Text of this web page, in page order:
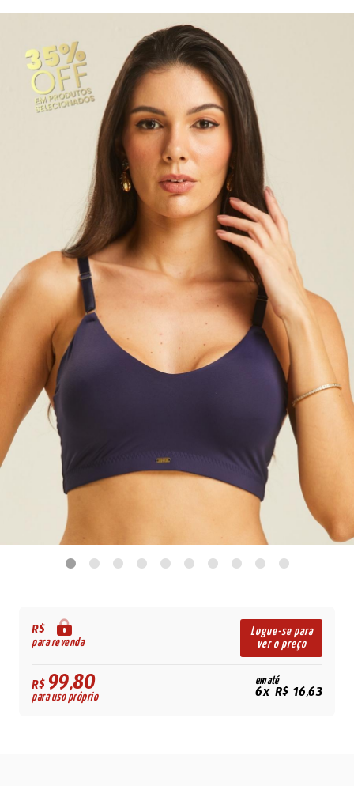
R$
para revenda
Logue-se para
ver o preço
R$99,80
para uso próprio
em até
6x R$ 16,63